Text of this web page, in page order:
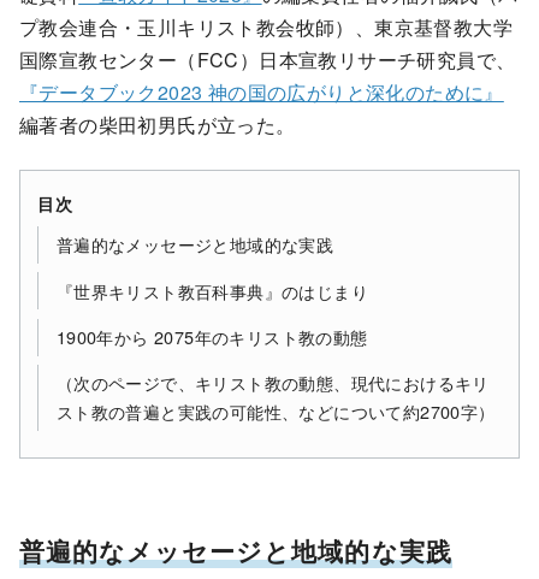
プ教会連合・玉川キリスト教会牧師）、東京基督教大学
国際宣教センター（FCC）日本宣教リサーチ研究員で、
『データブック2023 神の国の広がりと深化のために』
編著者の柴田初男氏が立った。
目次
普遍的なメッセージと地域的な実践
『世界キリスト教百科事典』のはじまり
1900年から 2075年のキリスト教の動態
（次のページで、キリスト教の動態、現代におけるキリ
スト教の普遍と実践の可能性、などについて約2700字）
普遍的なメッセージと地域的な実践